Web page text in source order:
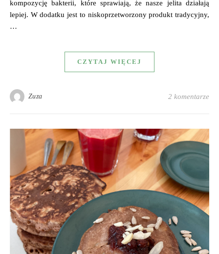
kompozycję bakterii, które sprawiają, że nasze jelita działają
lepiej. W dodatku jest to niskoprzetworzony produkt tradycyjny,
…
CZYTAJ WIĘCEJ
Zuza 2 komentarze